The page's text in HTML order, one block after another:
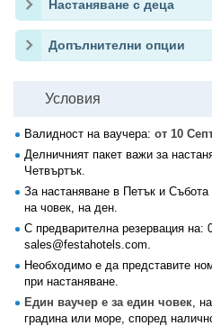
Настаняване с деца
Допълнителни опции
Условия
Валидност на ваучера: от 10
Делничният пакет важи за
Четвъртък.
За настаняване в Петък и
на човек, на ден.
С предварителна резервация на:
sales@festahotels.com.
Необходимо е да представите
при настаняване.
Един ваучер е за един човек,
градина или море, според